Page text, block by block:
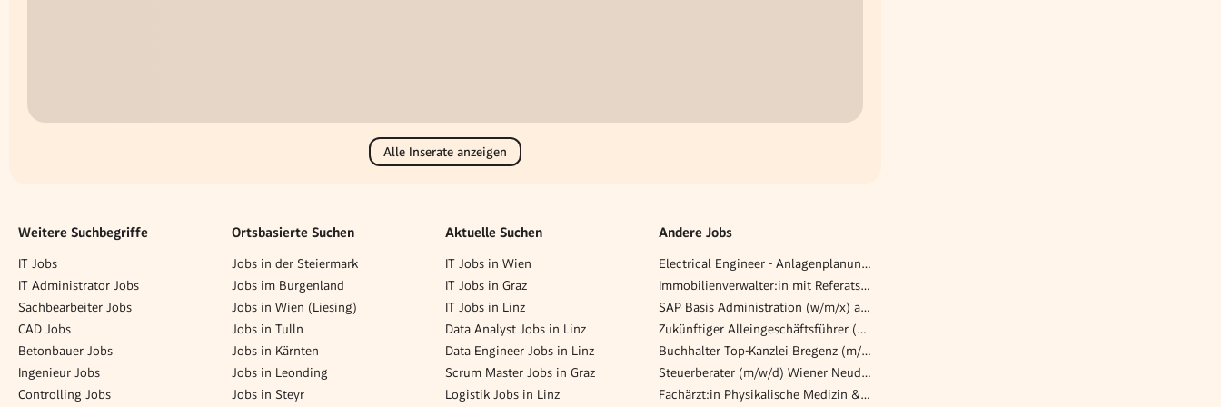
Alle Inserate anzeigen
Weitere Suchbegriffe
IT Jobs
IT Administrator Jobs
Sachbearbeiter Jobs
CAD Jobs
Betonbauer Jobs
Ingenieur Jobs
Controlling Jobs
Ortsbasierte Suchen
Jobs in der Steiermark
Jobs im Burgenland
Jobs in Wien (Liesing)
Jobs in Tulln
Jobs in Kärnten
Jobs in Leonding
Jobs in Steyr
Aktuelle Suchen
IT Jobs in Wien
IT Jobs in Graz
IT Jobs in Linz
Data Analyst Jobs in Linz
Data Engineer Jobs in Linz
Scrum Master Jobs in Graz
Logistik Jobs in Linz
Andere Jobs
Electrical Engineer - Anlagenplanung (w/m/d)
Immobilienverwalter:in mit Referatsverantwortung (m/w/d)
SAP Basis Administration (w/m/x) ab sofort, Vollzeit
Zukünftiger Alleingeschäftsführer (m/w/d)
Buchhalter Top-Kanzlei Bregenz (m/w/d)
Steuerberater (m/w/d) Wiener Neudorf, Vollzeit/Teilzeit
Fachärzt:in Physikalische Medizin & Rehabilitation | Orthopädie od. Unfallchirurgie